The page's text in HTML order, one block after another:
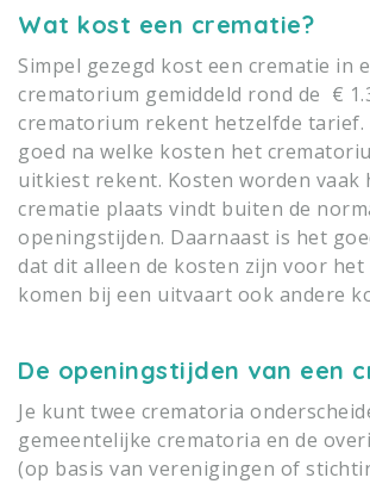
Wat kost een crematie?
Simpel gezegd kost een crematie in
crematorium gemiddeld rond de €
crematorium rekent hetzelfde tarief.
goed na welke kosten het
uitkiest rekent. Kosten worden vaak
crematie plaats vindt buiten de
openingstijden. Daarnaast is het
dat dit alleen de kosten zijn voor het
komen bij een uitvaart ook andere
De openingstijden van een
Je kunt twee crematoria
gemeentelijke crematoria en de
(op basis van verenigingen of